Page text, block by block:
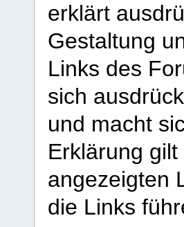
erklärt
Gestaltung
Links des
sich
und macht
Erklärung
angezeigten
die Links